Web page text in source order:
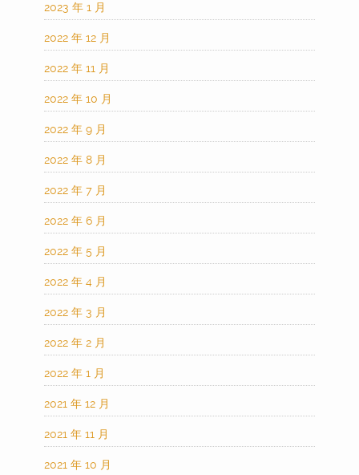
2023 年 1 月
2022 年 12 月
2022 年 11 月
2022 年 10 月
2022 年 9 月
2022 年 8 月
2022 年 7 月
2022 年 6 月
2022 年 5 月
2022 年 4 月
2022 年 3 月
2022 年 2 月
2022 年 1 月
2021 年 12 月
2021 年 11 月
2021 年 10 月